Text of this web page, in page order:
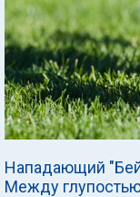
Нападающий
Между